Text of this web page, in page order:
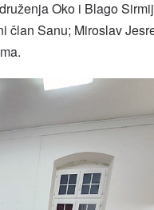
Oko i Blago
član Sanu; Miroslav